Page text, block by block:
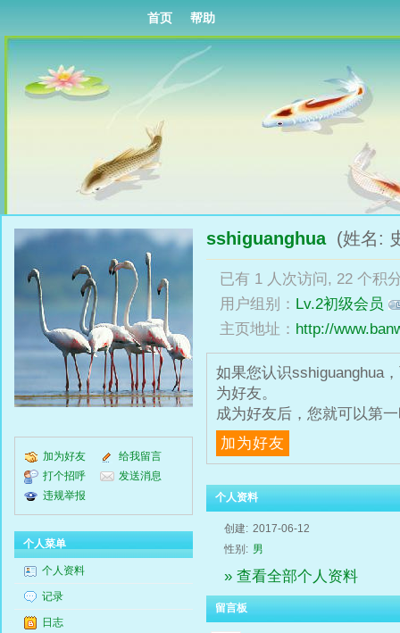
首页 帮助
加为好友
给我留言
打个招呼
发送消息
违规举报
个人菜单
个人资料
记录
日志
sshiguanghua (姓名:
已有 1 人次访问, 22 个积
用户组别： Lv.2初级会员
主页地址： http://
如果您认识sshiguanghua
为好友。
成为好友后，您就可以第
加为好友
个人资料
创建: 2017-06-12
性别: 男
» 查看全部个人资料
留言板